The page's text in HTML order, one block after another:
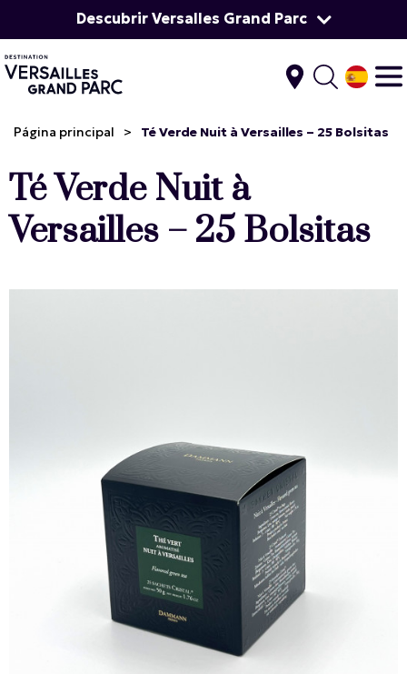
Descubrir Versalles Grand Parc
Página principal > Té Verde Nuit à Versailles – 25 Bolsitas
Té Verde Nuit à
Versailles – 25 Bolsitas